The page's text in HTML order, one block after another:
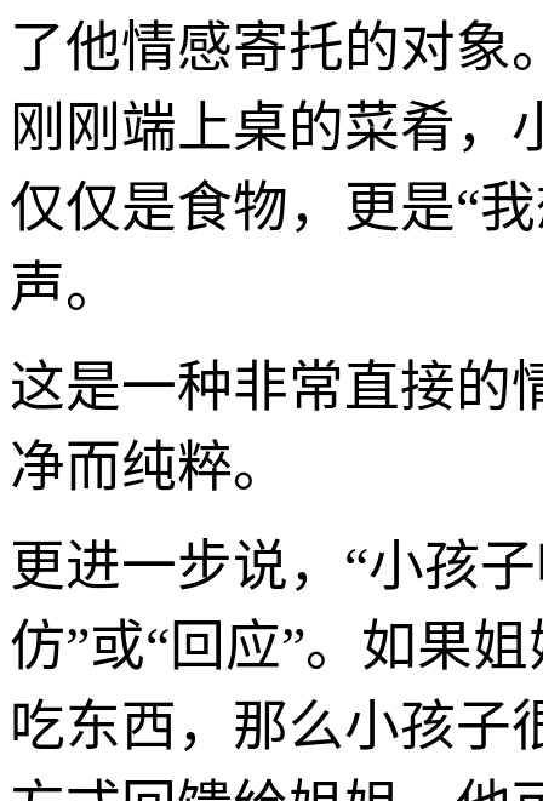
了他情感寄托的对象
刚刚端上桌的菜肴，
仅仅是食物，更是“
声。
这是一种非常直接的
净而纯粹。
更进一步说，“小孩
仿”或“回应”。如果
吃东西，那么小孩子